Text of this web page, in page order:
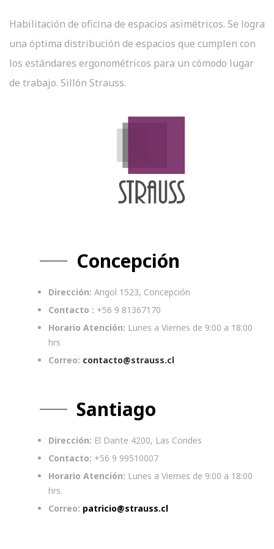
Habilitación de oficina de espacios asimétricos. Se logra
una óptima distribución de espacios que cumplen con
los estándares ergonométricos para un cómodo lugar
de trabajo. Sillón Strauss.
Concepción
Dirección: Angol 1523, Concepción
Contacto : +56 9 81367170
Horario Atención: Lunes a Viernes de 9:00 a 18:00
hrs
Correo: contacto@strauss.cl
Santiago
Dirección: El Dante 4200, Las Condes
Contacto: +56 9 99510007
Horario Atención: Lunes a Viernes de 9:00 a 18:00
hrs.
Correo: patricio@strauss.cl